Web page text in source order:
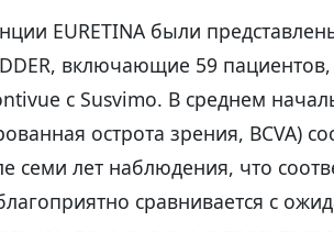
EURETINA были
включающие 59
с Susvimo. В среднем
острота зрения, BCVA)
семи лет наблюдения, что
сравнивается с